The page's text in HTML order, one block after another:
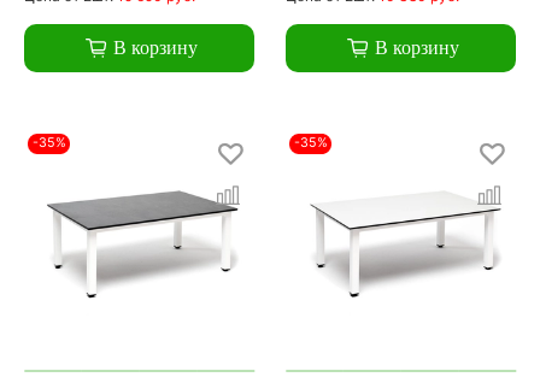
В корзину В корзину
-35% -35%